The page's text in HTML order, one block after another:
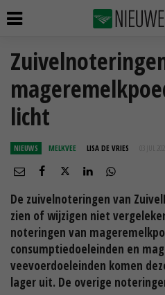
licht
NIEUWS MELKVEE LISA DE VRIES 03 JUL
De zuivelnoteringen van
zien of wijzigen niet
noteringen van
consumptiedoeleinden en
veevoerdoeleinden komen
lager uit. De overige